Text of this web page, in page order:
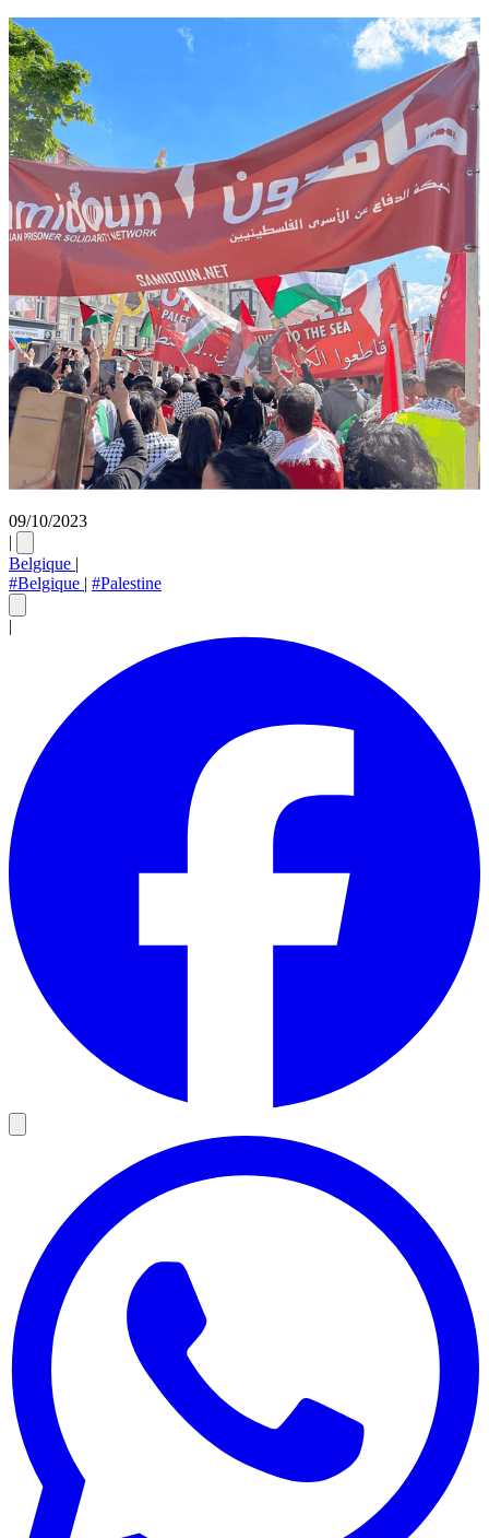
09/10/2023
|
Belgique |
#Belgique | #Palestine
|